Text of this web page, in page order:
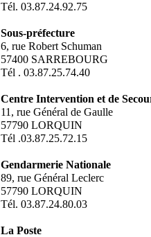
Tél. 03.87.24.92.75
Sous-préfecture
6, rue Robert Schuman
57400 SARREBOURG
Tél . 03.87.25.74.40
Centre Intervention et de
11, rue Général de Gaulle
57790 LORQUIN
Tél .03.87.25.72.15
Gendarmerie Nationale
89, rue Général Leclerc
57790 LORQUIN
Tél. 03.87.24.80.03
La Poste